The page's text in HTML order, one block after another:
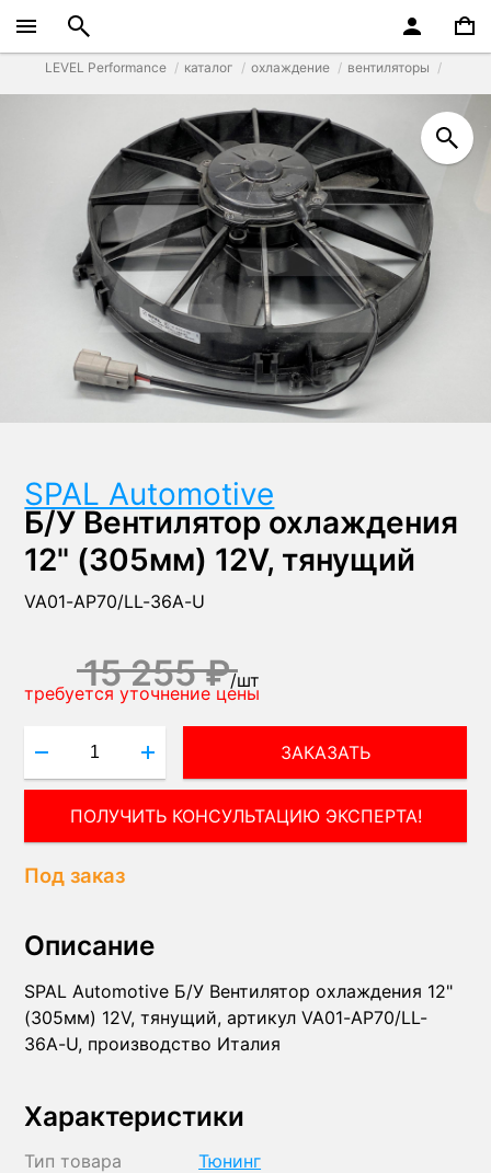
LEVEL Performance каталог охлаждение вентиляторы
SPAL Automotive
Б/У Вентилятор охлаждения
12" (305мм) 12V, тянущий
VA01-AP70/LL-36A-U
15 255 ₽/шт
требуется уточнение цены
ЗАКАЗАТЬ
ПОЛУЧИТЬ КОНСУЛЬТАЦИЮ ЭКСПЕРТА!
Под заказ
Описание
SPAL Automotive Б/У Вентилятор охлаждения 12"
(305мм) 12V, тянущий, артикул VA01-AP70/LL-
36A-U, производство Италия
Характеристики
Тип товара
Тюнинг